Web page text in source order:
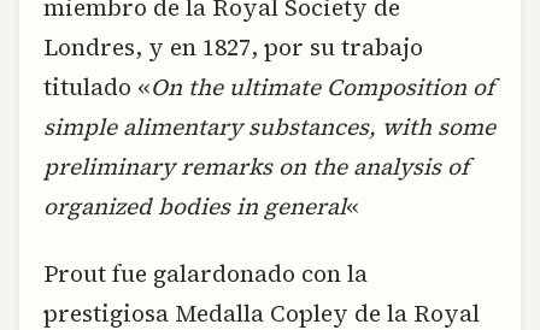
miembro de la Royal Society de
Londres, y en 1827, por su trabajo
titulado «On the ultimate Composition of
simple alimentary substances, with some
preliminary remarks on the analysis of
organized bodies in general«
Prout fue galardonado con la
prestigiosa Medalla Copley de la Royal